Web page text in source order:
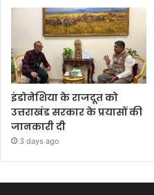
इंडोनेशिया के राजदूत को
उत्तराखंड सरकार के प्रयासों की
जानकारी दी
3 days ago